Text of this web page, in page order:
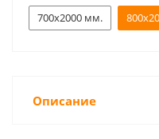
700x2000 мм.
Описание